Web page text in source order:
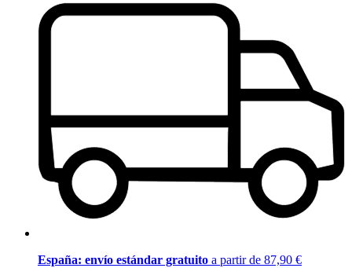
España: envío estándar gratuito a partir de 87,90 €